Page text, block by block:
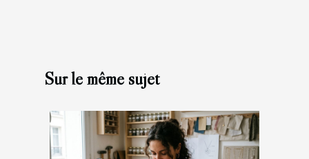
Sur le même sujet